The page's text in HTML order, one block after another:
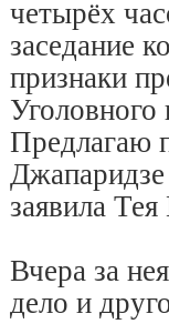
четырёх
заседание
признаки
Уголовного
Предлагаю
заявила
Вчера за
дело и